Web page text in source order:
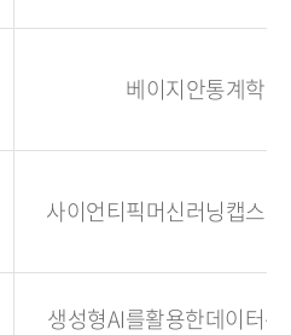
베이지안통계학
사이언티픽머신러닝캡스
생성형AI를활용한데이터